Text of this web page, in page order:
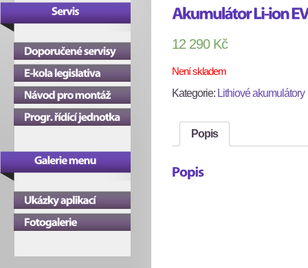
12 290 Kč
Není skladem
Kategorie: Lithiové akumulátory
Popis